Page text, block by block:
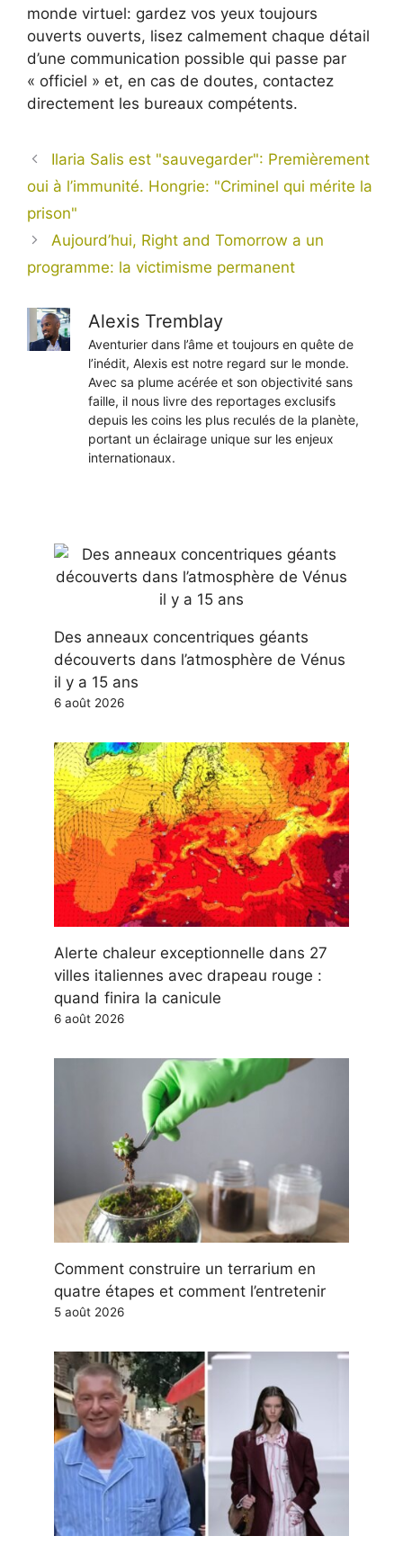
monde virtuel: gardez vos yeux toujours
ouverts ouverts, lisez calmement chaque détail
d’une communication possible qui passe par
« officiel » et, en cas de doutes, contactez
directement les bureaux compétents.
Ilaria Salis est "sauvegarder": Premièrement
oui à l’immunité. Hongrie: "Criminel qui mérite la
prison"
Aujourd’hui, Right and Tomorrow a un
programme: la victimisme permanent
Alexis Tremblay
Aventurier dans l’âme et toujours en quête de
l’inédit, Alexis est notre regard sur le monde.
Avec sa plume acérée et son objectivité sans
faille, il nous livre des reportages exclusifs
depuis les coins les plus reculés de la planète,
portant un éclairage unique sur les enjeux
internationaux.
Des anneaux concentriques géants
découverts dans l’atmosphère de Vénus
il y a 15 ans
6 août 2026
Alerte chaleur exceptionnelle dans 27
villes italiennes avec drapeau rouge :
quand finira la canicule
6 août 2026
Comment construire un terrarium en
quatre étapes et comment l’entretenir
5 août 2026